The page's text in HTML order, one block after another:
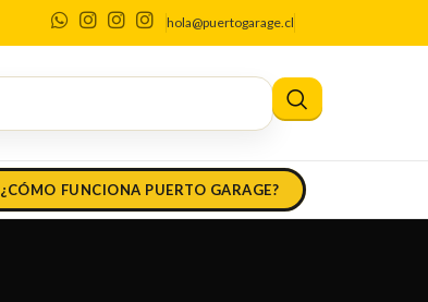
hola@puertogarage.cl
¿CÓMO FUNCIONA PUERTO GARAGE?